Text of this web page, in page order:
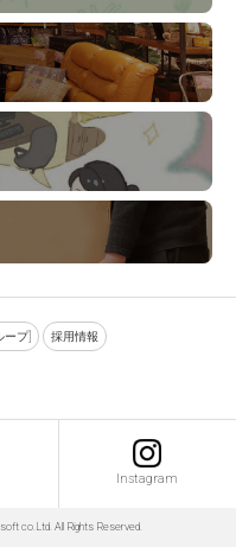
ープ] 採用情報
Instagram
co.Ltd. All Rights Reserved.